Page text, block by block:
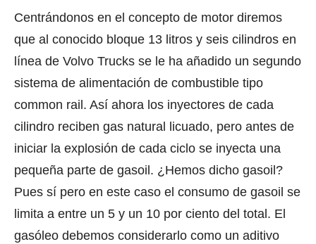
Centrándonos en el concepto de motor diremos
que al conocido bloque 13 litros y seis cilindros en
línea de Volvo Trucks se le ha añadido un segundo
sistema de alimentación de combustible tipo
common rail. Así ahora los inyectores de cada
cilindro reciben gas natural licuado, pero antes de
iniciar la explosión de cada ciclo se inyecta una
pequeña parte de gasoil. ¿Hemos dicho gasoil?
Pues sí pero en este caso el consumo de gasoil se
limita a entre un 5 y un 10 por ciento del total. El
gasóleo debemos considerarlo como un aditivo